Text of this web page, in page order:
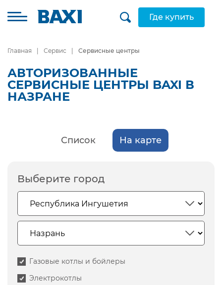
Где купить
Главная Сервис Сервисные центры
АВТОРИЗОВАННЫЕ
СЕРВИСНЫЕ ЦЕНТРЫ BAXI В
НАЗРАНЕ
Список На карте
Выберите город
Газовые котлы и бойлеры
Электрокотлы